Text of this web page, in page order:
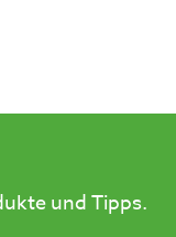
und Tipps.